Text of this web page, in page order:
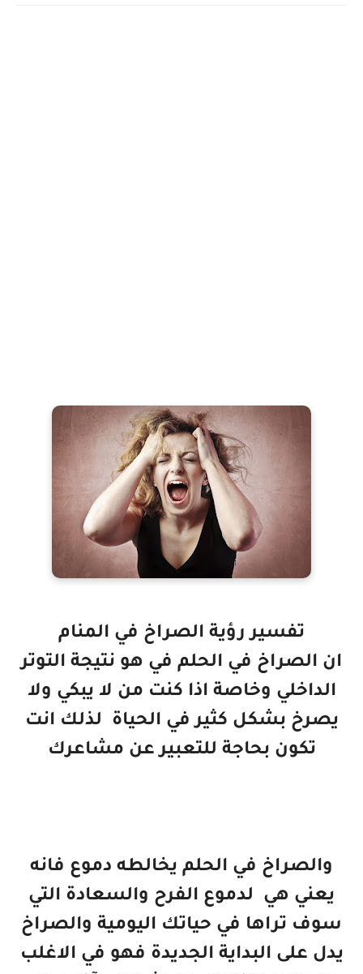
تفسير رؤية الصراخ في المنام
ان الصراخ في الحلم في هو نتيجة التوتر
الداخلي وخاصة اذا كنت من لا يبكي ولا
يصرخ بشكل كثير في الحياة لذلك انت
تكون بحاجة للتعبير عن مشاعرك
والصراخ في الحلم يخالطه دموع فانه
يعني هي لدموع الفرح والسعادة التي
سوف تراها في حياتك اليومية والصراخ
يدل على البداية الجديدة فهو في الاغلب